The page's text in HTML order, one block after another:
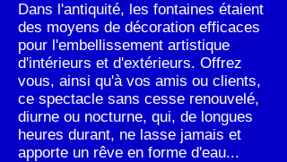
Dans l'antiquité, les fontaines étaient
des moyens de décoration efficaces
pour l'embellissement artistique
d'intérieurs et d'extérieurs. Offrez
vous, ainsi qu'à vos amis ou clients,
ce spectacle sans cesse renouvelé,
diurne ou nocturne, qui, de longues
heures durant, ne lasse jamais et
apporte un rêve en forme d'eau...